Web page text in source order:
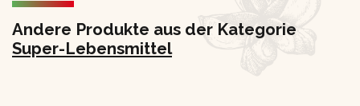
Andere Produkte aus der Kategorie
Super-Lebensmittel